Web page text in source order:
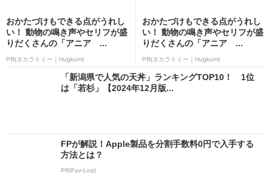
おかたづけもできる点がうれし
い！ 動物の鳴き声やセリフが盛
りだくさんの「アニア ...
PR(タカラトミー｜Hugkum)
おかたづけもできる点がうれし
い！ 動物の鳴き声やセリフが盛
りだくさんの「アニア ...
PR(タカラトミー｜Hugkum)
「新潟県で人気の天丼」ランキングTOP10！ 1位
は「若杉」【2024年12月版...
FPが解説！Apple製品を分割手数料0円で入手する
方法とは？
PR(Fav-Log)